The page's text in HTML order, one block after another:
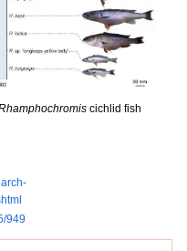
cichlid fish
949